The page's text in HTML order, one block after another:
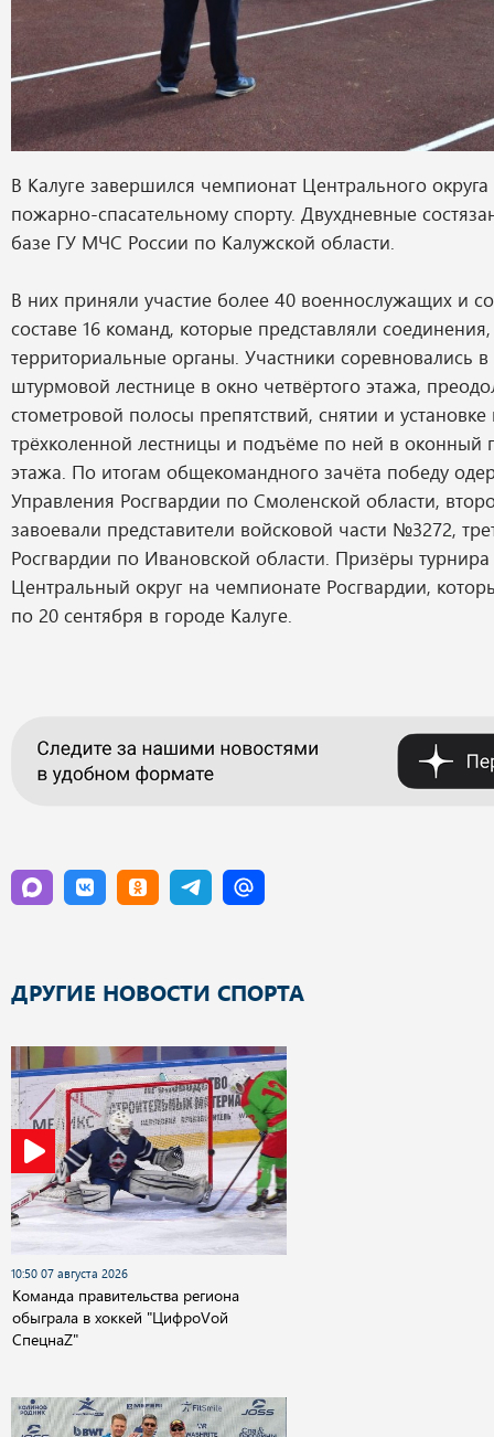
В Калуге завершился чемпионат Центрального
пожарно-спасательному спорту. Двухдневные
базе ГУ МЧС России по Калужской области.
В них приняли участие более 40 военнослужащих и
составе 16 команд, которые представляли
территориальные органы. Участники соревновались
штурмовой лестнице в окно четвёртого этажа,
стометровой полосы препятствий, снятии и
трёхколенной лестницы и подъёме по ней в оконный
этажа. По итогам общекомандного зачёта победу
Управления Росгвардии по Смоленской области,
завоевали представители войсковой части №3272,
Росгвардии по Ивановской области. Призёры турнира
Центральный округ на чемпионате Росгвардии,
по 20 сентября в городе Калуге.
ДРУГИЕ НОВОСТИ СПОРТА
10:50 07 августа 2026
Команда правительства региона
обыграла в хоккей "ЦифроVой
СпецнаZ"